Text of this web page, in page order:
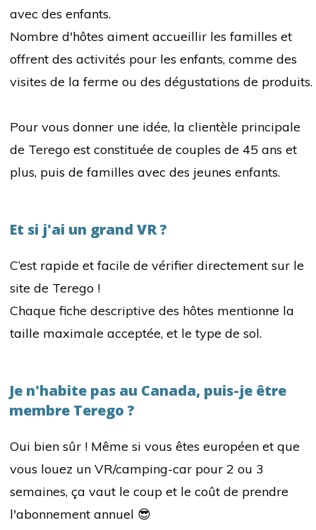
avec des enfants.
Nombre d'hôtes aiment accueillir les familles et
offrent des activités pour les enfants, comme des
visites de la ferme ou des dégustations de produits.
Pour vous donner une idée, la clientèle principale
de Terego est constituée de couples de 45 ans et
plus, puis de familles avec des jeunes enfants.
Et si j'ai un grand VR ?
C’est rapide et facile de vérifier directement sur le
site de Terego !
Chaque fiche descriptive des hôtes mentionne la
taille maximale acceptée, et le type de sol.
Je n'habite pas au Canada, puis-je être
membre Terego ?
Oui bien sûr ! Même si vous êtes européen et que
vous louez un VR/camping-car pour 2 ou 3
semaines, ça vaut le coup et le coût de prendre
l'abonnement annuel 😎